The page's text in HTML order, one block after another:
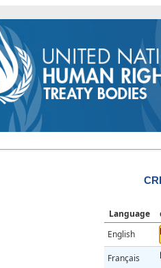
Language
English
Français